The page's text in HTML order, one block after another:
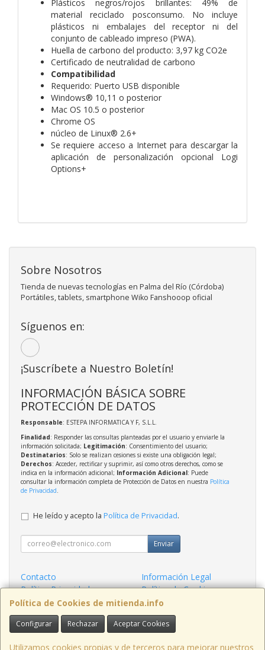
Plásticos negros/rojos brillantes: 49% de
material reciclado posconsumo. No incluye
plásticos ni embalajes del receptor ni del
conjunto de cableado impreso (PWA).
Huella de carbono del producto: 3,97 kg CO2e
Certificado de neutralidad de carbono
Compatibilidad
Requerido: Puerto USB disponible
Windows® 10,11 o posterior
Mac OS 10.5 o posterior
Chrome OS
núcleo de Linux® 2.6+
Se requiere acceso a Internet para descargar la
aplicación de personalización opcional Logi
Options+
Política de Cookies de mitienda.info
Configurar Rechazar Aceptar Cookies
Utilizamos cookies propias y de terceros para mejorar nuestros
Sobre Nosotros
Tienda de nuevas tecnologías en Palma del Río (Córdoba)
Portátiles, tablets, smartphone Wiko Fanshooop oficial
Síguenos en:
¡Suscríbete a Nuestro Boletín!
INFORMACIÓN BÁSICA SOBRE
PROTECCIÓN DE DATOS
Responsable: ESTEPA INFORMATICA Y F, S.L.L.
Finalidad: Responder las consultas planteadas por el usuario y enviarle la
información solicitada; Legitimación: Consentimiento del usuario;
Destinatarios: Solo se realizan cesiones si existe una obligación legal;
Derechos: Acceder, rectificar y suprimir, así como otros derechos, como se
indica en la información adicional; Información Adicional: Puede
consultar la información completa de Protección de Datos en nuestra Política
de Privacidad
He leído y acepto la Política de Privacidad.
Enviar
Contacto
Información Legal
Política Privacidad
Política de Cookies
Condiciones de Compra
Formas de Pago
Contacto
admin@mitienda.info